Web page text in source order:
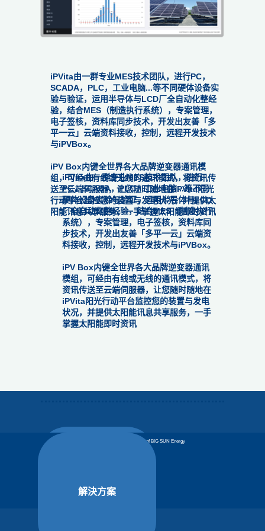
iPVita由一群专业MES技术团队，进行
PC，SCADA，PLC，工业电脑...等不同
硬体设备实验与验证，运用半导体与LCD
厂全自动化整经验，结合MES（制造执行
系统），专案管理，电子签核，资料库同
步技术，开发出友善「多平一云」云端资
料接收，控制，远程开发技术与iPVBox。
iPV Box内键全世界各大品牌逆变器通讯
模组，可经由有线或无线的通讯模式，将
资讯传送至云端伺服器，让您随时随地在
iPVita阳光行动平台监控您的装置与发电
状况，并提供太阳能讯息共享服务，一手
掌握太阳能即时资讯
iPVita由一群专业MES技术团队，进行PC，
SCADA，PLC，工业电脑...等不同硬体设备实
验与验证，运用半导体与LCD厂全自动化整经
验，结合MES（制造执行系统），专案管理，
电子签核，资料库同步技术，开发出友善「多
平一云」云端资料接收，控制，远程开发技术
与iPVBox。
iPV Box内键全世界各大品牌逆变器通讯模
组，可经由有线或无线的通讯模式，将资讯传
送至云端伺服器，让您随时随地在iPVita阳光
行动平台监控您的装置与发电状况，并提供太
阳能讯息共享服务，一手掌握太阳能即时资讯
©All Rights Reserved. iPVita is a trademark of BIG SUN Energy
解決方案